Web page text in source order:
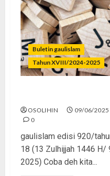
Buletin gaulislam
Tahun XVIII/2024-2025
OSOLIHIN
09/06/2025
0
gaulislam edisi 920/
18 (13 Zulhijjah 1446 H/
2025) Coba deh kita...